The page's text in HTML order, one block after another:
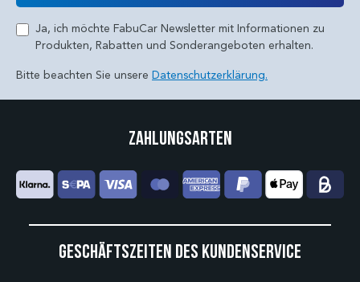
Ja, ich möchte FabuCar Newsletter mit Informationen zu
Produkten, Rabatten und Sonderangeboten erhalten.
Bitte beachten Sie unsere Datenschutzerklärung.
Geschäftszeiten des Kundenservice
Zahlungsarten